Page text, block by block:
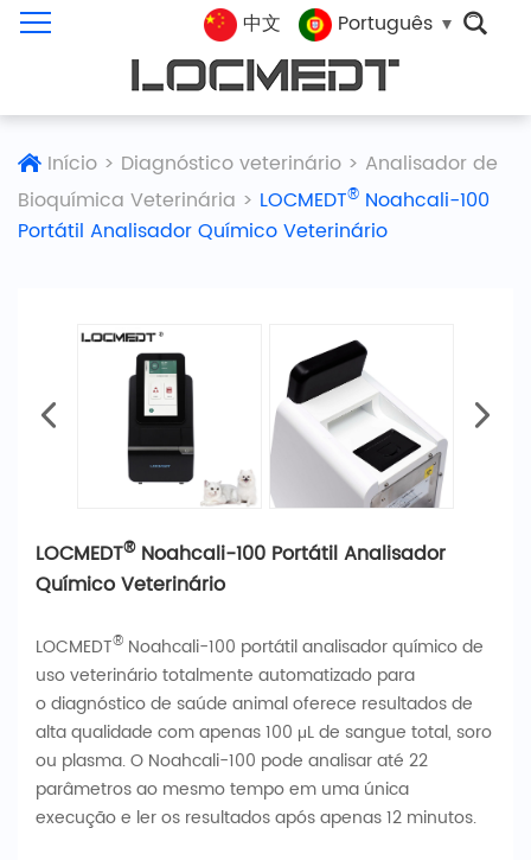
中文 Português
Início > Diagnóstico veterinário > Analisador de
Bioquímica Veterinária > LOCMEDT® Noahcali-100
Portátil Analisador Químico Veterinário
LOCMEDT®Noahcali-100 Portátil Analisador
Químico Veterinário
LOCMEDT® Noahcali-100 portátil analisador químico de
uso veterinário totalmente automatizado para
o diagnóstico de saúde animal oferece resultados de
alta qualidade com apenas 100 μL de sangue total, soro
ou plasma. O Noahcali-100 pode analisar até 22
parâmetros ao mesmo tempo em uma única
execução e ler os resultados após apenas 12 minutos.